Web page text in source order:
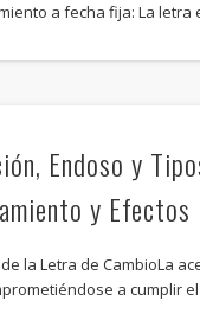
a fecha fija: La
Endoso y
y Efectos
la Letra de CambioLa
a cumplir